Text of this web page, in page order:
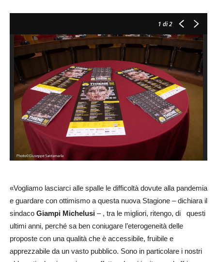
1 di 2
«Vogliamo lasciarci alle spalle le difficoltà dovute alla pandemia
e guardare con ottimismo a questa nuova Stagione – dichiara il
sindaco Giampi Michelusi – , tra le migliori, ritengo, di questi
ultimi anni, perché sa ben coniugare l’eterogeneità delle
proposte con una qualità che è accessibile, fruibile e
apprezzabile da un vasto pubblico. Sono in particolare i nostri